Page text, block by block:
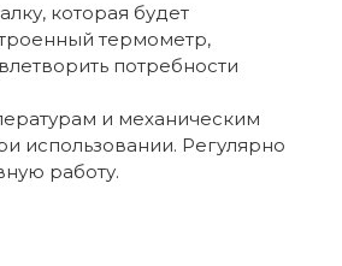
которая будет
термометр,
потребности
и механическим
использовании. Регулярно
работу.